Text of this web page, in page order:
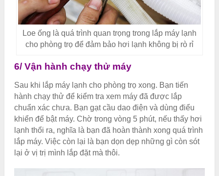
Loe ống là quá trình quan trọng trong lắp máy lạnh
cho phòng trọ để đảm bảo hơi lạnh không bị rò rỉ
6/ Vận hành chạy thử máy
Sau khi lắp máy lạnh cho phòng trọ xong. Bạn tiến
hành chạy thử để kiểm tra xem máy đã được lắp
chuẩn xác chưa. Bạn gạt cầu dao điện và dùng điểu
khiển để bật máy. Chờ trong vòng 5 phút, nếu thấy hơi
lạnh thổi ra, nghĩa là bạn đã hoàn thành xong quá trình
lắp máy. Việc còn lại là bạn dọn dẹp những gì còn sót
lại ở vị trị mình lắp đặt mà thôi.